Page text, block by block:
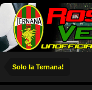
Solo la Ternana!